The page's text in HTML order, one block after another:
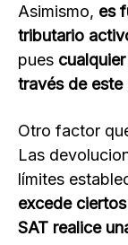
Asimismo, es
tributario
pues
través de este
Otro factor
Las
límites
excede
SAT realice